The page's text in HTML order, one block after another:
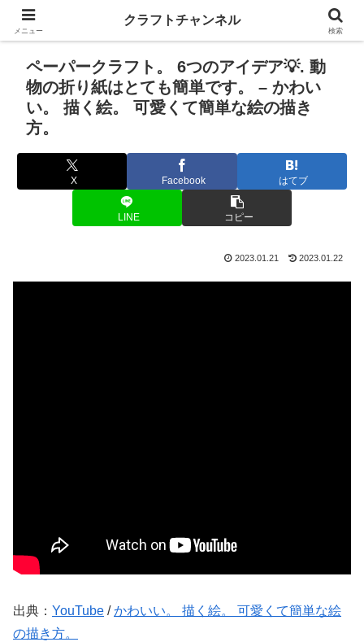
ペーパークラフト。 6つのアイデア💡. 動
物の折り紙はとても簡単です。 – かわい
い。 描く絵。 可愛くて簡単な絵の描き
方。
X Facebook はてブ
LINE コピー
2023.01.21 2023.01.22
出典： YouTube /かわいい。 描く絵。 可愛くて簡単な絵
の描き方。
メニュー
クラフトチャンネル
検索